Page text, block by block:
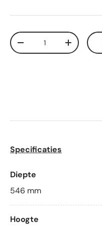
Aantal
-
+
Specificaties
Diepte
546 mm
Hoogte